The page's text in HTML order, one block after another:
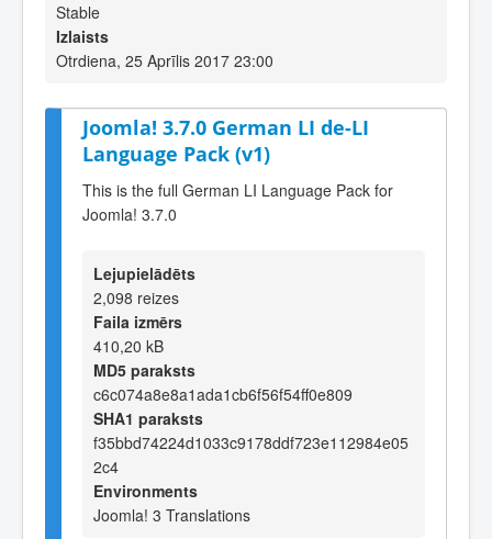
Stable
Izlaists
Otrdiena, 25 Aprīlis 2017 23:00
Joomla! 3.7.0 German LI de-LI
Language Pack (v1)
This is the full German LI Language Pack for
Joomla! 3.7.0
Lejupielādēts
2,098 reizes
Faila izmērs
410,20 kB
MD5 paraksts
c6c074a8e8a1ada1cb6f56f54ff0e809
SHA1 paraksts
f35bbd74224d1033c9178ddf723e112984e05
2c4
Environments
Joomla! 3 Translations